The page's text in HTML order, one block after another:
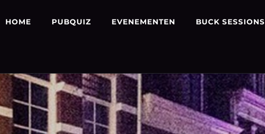
HOME PUBQUIZ EVENEMENTEN BUCK SESSIONS